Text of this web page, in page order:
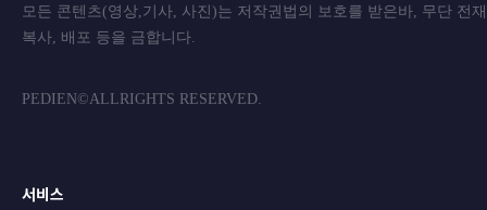
모든 콘텐츠(영상,기사, 사진)는 저작권법의 보호를 받은바, 무단 전
복사, 배포 등을 금합니
PEDIEN©ALLRIGHTS RESERVED.
서비스